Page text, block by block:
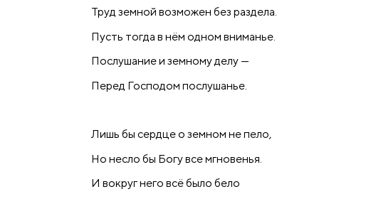
Труд земной возможен без раздела.
Пусть тогда в нём одном вниманье.
Послушание и земному делу —
Перед Господом послушанье.
Лишь бы сердце о земном не пело,
Но несло бы Богу все мгновенья.
И вокруг него всё было бело